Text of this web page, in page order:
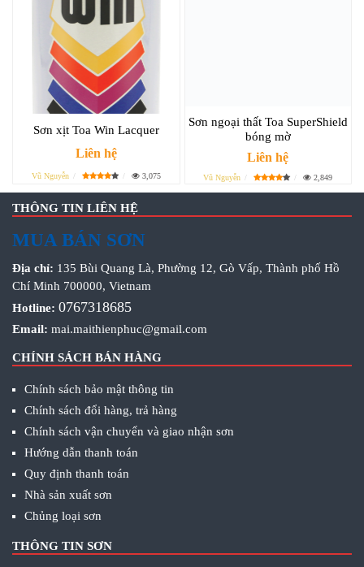
Sơn xịt Toa Win Lacquer
Liên hệ
Vũ Nguyễn 3,075
Sơn ngoại thất Toa SuperShield
bóng mờ
Liên hệ
Vũ Nguyễn 2,849
THÔNG TIN LIÊN HỆ
MUA BÁN SƠN
Địa chỉ: 135 Bùi Quang Là, Phường 12, Gò Vấp, Thành phố Hồ
Chí Minh 700000, Vietnam
Hotline: 0767318685
Email: mai.maithienphuc@gmail.com
CHÍNH SÁCH BÁN HÀNG
Chính sách bảo mật thông tin
Chính sách đổi hàng, trả hàng
Chính sách vận chuyển và giao nhận sơn
Hướng dẫn thanh toán
Quy định thanh toán
Nhà sản xuất sơn
Chủng loại sơn
THÔNG TIN SƠN